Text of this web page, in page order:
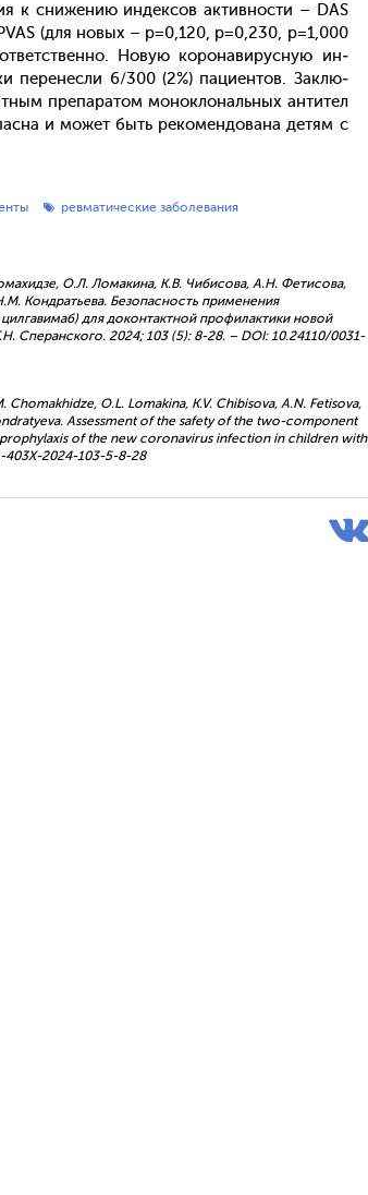
к сни­жению ин­дексов ак­тивнос­ти – DAS
(для но­вых – p=0,120, p=0,230, p=1,000
Но­вую ко­рона­вирус­ную ин­
пе­ренес­ли 6/300 (2%) па­ци­ен­тов. Зак­лю­
пре­пара­том мо­нок­ло­наль­ных ан­ти­тел
и мо­жет быть ре­комен­до­вана де­тям с
ревматические заболевания
О.Л. Ломакина, К.В. Чибисова, А.Н. Фетисова,
Кондратьева. Безопасность применения
для доконтактной профилактики новой
Сперанского. 2024; 103 (5): 8-28. – DOI: 10.24110/0031-
Chomakhidze, O.L. Lomakina, K.V. Chibisova, A.N. Fetisova,
Assessment of the safety of the two-component
of the new coronavirus infection in children with
403X-2024-103-5-8-28